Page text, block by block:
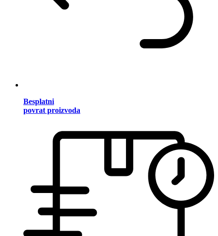
Besplatni
povrat proizvoda